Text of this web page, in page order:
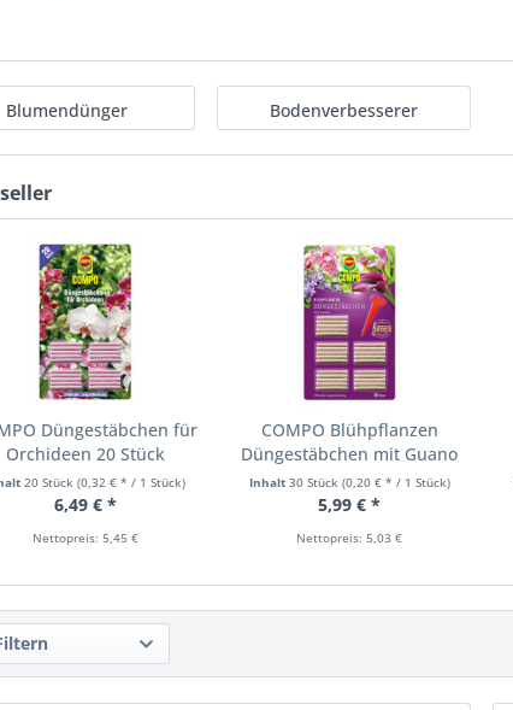
Blumendünger Bodenverbesserer
Düngestäbchen für
Orchideen 20 Stück
20 Stück(0,32 € * / 1 Stück)
6,49 € *
Nettopreis: 5,45 €
COMPO Blühpflanzen
Düngestäbchen mit Guano
30...
Inhalt 30 Stück (0,20 € * / 1 Stück)
5,99 € *
Nettopreis: 5,03 €